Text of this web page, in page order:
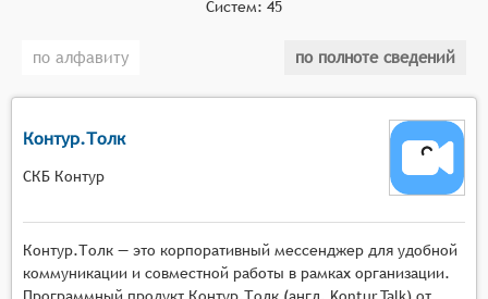
определяет конкретные функциональные критерии
для систем. Для того, чтобы быть представленными
на рынке систем общения реального времени,
системы должны иметь следующие функциональные
возможности:
Мгновенная передача сообщений с
поддержкой текстовых, голосовых и
видеосообщений, обеспечивающая
Систем: 45
по алфавиту по полноте сведений
Контур.Толк
СКБ Контур
Контур.Толк — это корпоративный мессенджер для удобной
коммуникации и совместной работы в рамках организации.